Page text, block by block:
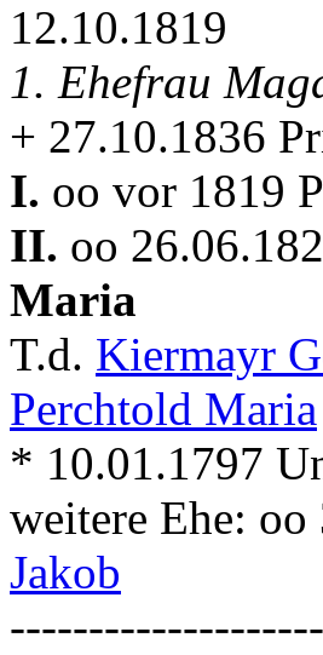
12.10.1819
1. Ehefrau
+ 27.10.1836
I. oo vor 1819
II. oo
Maria
T.d. Kiermayr
Perchtold Maria
* 10.01.1797
weitere Ehe:
Jakob